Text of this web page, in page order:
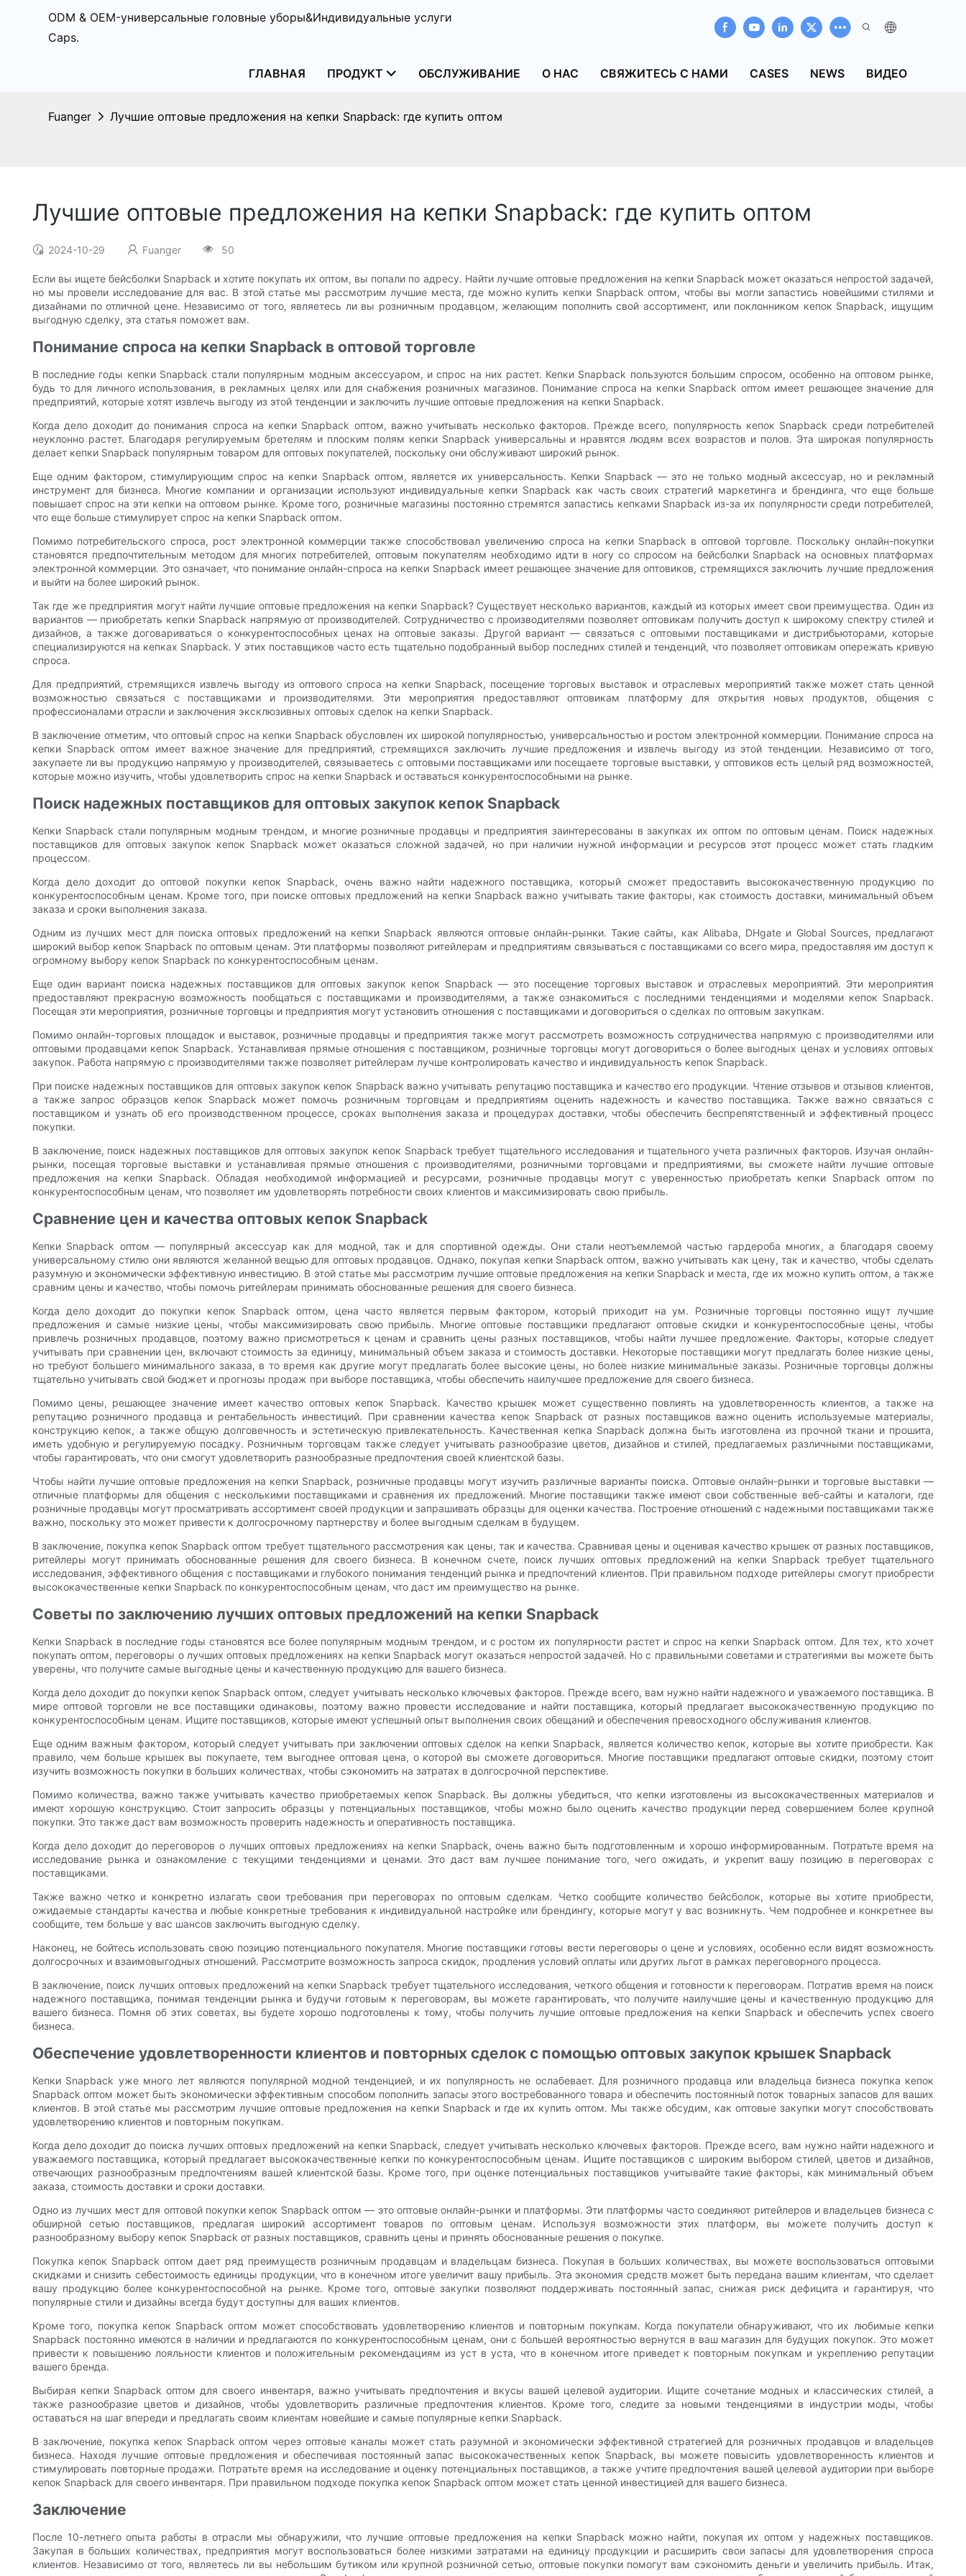
ODM & OEM-универсальные головные уборы&Индивидуальные услуги
Caps.
ГЛАВНАЯ ПРОДУКТ ОБСЛУЖИВАНИЕ О НАС СВЯЖИТЕСЬ С НАМИ CASES NEWS ВИДЕО
Fuanger Лучшие оптовые предложения на кепки Snapback: где купить оптом
Лучшие оптовые предложения на кепки Snapback: где купить оптом
2024-10-29 Fuanger 50
Если вы ищете бейсболки Snapback и хотите покупать их оптом, вы попали по адресу. Найти лучшие оптовые предложения на кепки Snapback может оказаться непростой задачей,
но мы провели исследование для вас. В этой статье мы рассмотрим лучшие места, где можно купить кепки Snapback оптом, чтобы вы могли запастись новейшими стилями и
дизайнами по отличной цене. Независимо от того, являетесь ли вы розничным продавцом, желающим пополнить свой ассортимент, или поклонником кепок Snapback, ищущим
выгодную сделку, эта статья поможет вам.
Понимание спроса на кепки Snapback в оптовой торговле
В последние годы кепки Snapback стали популярным модным аксессуаром, и спрос на них растет. Кепки Snapback пользуются большим спросом, особенно на оптовом рынке,
будь то для личного использования, в рекламных целях или для снабжения розничных магазинов. Понимание спроса на кепки Snapback оптом имеет решающее значение для
предприятий, которые хотят извлечь выгоду из этой тенденции и заключить лучшие оптовые предложения на кепки Snapback.
Когда дело доходит до понимания спроса на кепки Snapback оптом, важно учитывать несколько факторов. Прежде всего, популярность кепок Snapback среди потребителей
неуклонно растет. Благодаря регулируемым бретелям и плоским полям кепки Snapback универсальны и нравятся людям всех возрастов и полов. Эта широкая популярность
делает кепки Snapback популярным товаром для оптовых покупателей, поскольку они обслуживают широкий рынок.
Еще одним фактором, стимулирующим спрос на кепки Snapback оптом, является их универсальность. Кепки Snapback — это не только модный аксессуар, но и рекламный
инструмент для бизнеса. Многие компании и организации используют индивидуальные кепки Snapback как часть своих стратегий маркетинга и брендинга, что еще больше
повышает спрос на эти кепки на оптовом рынке. Кроме того, розничные магазины постоянно стремятся запастись кепками Snapback из-за их популярности среди потребителей,
что еще больше стимулирует спрос на кепки Snapback оптом.
Помимо потребительского спроса, рост электронной коммерции также способствовал увеличению спроса на кепки Snapback в оптовой торговле. Поскольку онлайн-покупки
становятся предпочтительным методом для многих потребителей, оптовым покупателям необходимо идти в ногу со спросом на бейсболки Snapback на основных платформах
электронной коммерции. Это означает, что понимание онлайн-спроса на кепки Snapback имеет решающее значение для оптовиков, стремящихся заключить лучшие предложения
и выйти на более широкий рынок.
Так где же предприятия могут найти лучшие оптовые предложения на кепки Snapback? Существует несколько вариантов, каждый из которых имеет свои преимущества. Один из
вариантов — приобретать кепки Snapback напрямую от производителей. Сотрудничество с производителями позволяет оптовикам получить доступ к широкому спектру стилей и
дизайнов, а также договариваться о конкурентоспособных ценах на оптовые заказы. Другой вариант — связаться с оптовыми поставщиками и дистрибьюторами, которые
специализируются на кепках Snapback. У этих поставщиков часто есть тщательно подобранный выбор последних стилей и тенденций, что позволяет оптовикам опережать кривую
спроса.
Для предприятий, стремящихся извлечь выгоду из оптового спроса на кепки Snapback, посещение торговых выставок и отраслевых мероприятий также может стать ценной
возможностью связаться с поставщиками и производителями. Эти мероприятия предоставляют оптовикам платформу для открытия новых продуктов, общения с
профессионалами отрасли и заключения эксклюзивных оптовых сделок на кепки Snapback.
В заключение отметим, что оптовый спрос на кепки Snapback обусловлен их широкой популярностью, универсальностью и ростом электронной коммерции. Понимание спроса на
кепки Snapback оптом имеет важное значение для предприятий, стремящихся заключить лучшие предложения и извлечь выгоду из этой тенденции. Независимо от того,
закупаете ли вы продукцию напрямую у производителей, связываетесь с оптовыми поставщиками или посещаете торговые выставки, у оптовиков есть целый ряд возможностей,
которые можно изучить, чтобы удовлетворить спрос на кепки Snapback и оставаться конкурентоспособными на рынке.
Поиск надежных поставщиков для оптовых закупок кепок Snapback
Кепки Snapback стали популярным модным трендом, и многие розничные продавцы и предприятия заинтересованы в закупках их оптом по оптовым ценам. Поиск надежных
поставщиков для оптовых закупок кепок Snapback может оказаться сложной задачей, но при наличии нужной информации и ресурсов этот процесс может стать гладким
процессом.
Когда дело доходит до оптовой покупки кепок Snapback, очень важно найти надежного поставщика, который сможет предоставить высококачественную продукцию по
конкурентоспособным ценам. Кроме того, при поиске оптовых предложений на кепки Snapback важно учитывать такие факторы, как стоимость доставки, минимальный объем
заказа и сроки выполнения заказа.
Одним из лучших мест для поиска оптовых предложений на кепки Snapback являются оптовые онлайн-рынки. Такие сайты, как Alibaba, DHgate и Global Sources, предлагают
широкий выбор кепок Snapback по оптовым ценам. Эти платформы позволяют ритейлерам и предприятиям связываться с поставщиками со всего мира, предоставляя им доступ к
огромному выбору кепок Snapback по конкурентоспособным ценам.
Еще один вариант поиска надежных поставщиков для оптовых закупок кепок Snapback — это посещение торговых выставок и отраслевых мероприятий. Эти мероприятия
предоставляют прекрасную возможность пообщаться с поставщиками и производителями, а также ознакомиться с последними тенденциями и моделями кепок Snapback.
Посещая эти мероприятия, розничные торговцы и предприятия могут установить отношения с поставщиками и договориться о сделках по оптовым закупкам.
Помимо онлайн-торговых площадок и выставок, розничные продавцы и предприятия также могут рассмотреть возможность сотрудничества напрямую с производителями или
оптовыми продавцами кепок Snapback. Устанавливая прямые отношения с поставщиком, розничные торговцы могут договориться о более выгодных ценах и условиях оптовых
закупок. Работа напрямую с производителями также позволяет ритейлерам лучше контролировать качество и индивидуальность кепок Snapback.
При поиске надежных поставщиков для оптовых закупок кепок Snapback важно учитывать репутацию поставщика и качество его продукции. Чтение отзывов и отзывов клиентов,
а также запрос образцов кепок Snapback может помочь розничным торговцам и предприятиям оценить надежность и качество поставщика. Также важно связаться с
поставщиком и узнать об его производственном процессе, сроках выполнения заказа и процедурах доставки, чтобы обеспечить беспрепятственный и эффективный процесс
покупки.
В заключение, поиск надежных поставщиков для оптовых закупок кепок Snapback требует тщательного исследования и тщательного учета различных факторов. Изучая онлайн-
рынки, посещая торговые выставки и устанавливая прямые отношения с производителями, розничными торговцами и предприятиями, вы сможете найти лучшие оптовые
предложения на кепки Snapback. Обладая необходимой информацией и ресурсами, розничные продавцы могут с уверенностью приобретать кепки Snapback оптом по
конкурентоспособным ценам, что позволяет им удовлетворять потребности своих клиентов и максимизировать свою прибыль.
Сравнение цен и качества оптовых кепок Snapback
Кепки Snapback оптом — популярный аксессуар как для модной, так и для спортивной одежды. Они стали неотъемлемой частью гардероба многих, а благодаря своему
универсальному стилю они являются желанной вещью для оптовых продавцов. Однако, покупая кепки Snapback оптом, важно учитывать как цену, так и качество, чтобы сделать
разумную и экономически эффективную инвестицию. В этой статье мы рассмотрим лучшие оптовые предложения на кепки Snapback и места, где их можно купить оптом, а также
сравним цены и качество, чтобы помочь ритейлерам принимать обоснованные решения для своего бизнеса.
Когда дело доходит до покупки кепок Snapback оптом, цена часто является первым фактором, который приходит на ум. Розничные торговцы постоянно ищут лучшие
предложения и самые низкие цены, чтобы максимизировать свою прибыль. Многие оптовые поставщики предлагают оптовые скидки и конкурентоспособные цены, чтобы
привлечь розничных продавцов, поэтому важно присмотреться к ценам и сравнить цены разных поставщиков, чтобы найти лучшее предложение. Факторы, которые следует
учитывать при сравнении цен, включают стоимость за единицу, минимальный объем заказа и стоимость доставки. Некоторые поставщики могут предлагать более низкие цены,
но требуют большего минимального заказа, в то время как другие могут предлагать более высокие цены, но более низкие минимальные заказы. Розничные торговцы должны
тщательно учитывать свой бюджет и прогнозы продаж при выборе поставщика, чтобы обеспечить наилучшее предложение для своего бизнеса.
Помимо цены, решающее значение имеет качество оптовых кепок Snapback. Качество крышек может существенно повлиять на удовлетворенность клиентов, а также на
репутацию розничного продавца и рентабельность инвестиций. При сравнении качества кепок Snapback от разных поставщиков важно оценить используемые материалы,
конструкцию кепок, а также общую долговечность и эстетическую привлекательность. Качественная кепка Snapback должна быть изготовлена ​​из прочной ткани и прошита,
иметь удобную и регулируемую посадку. Розничным торговцам также следует учитывать разнообразие цветов, дизайнов и стилей, предлагаемых различными поставщиками,
чтобы гарантировать, что они смогут удовлетворить разнообразные предпочтения своей клиентской базы.
Чтобы найти лучшие оптовые предложения на кепки Snapback, розничные продавцы могут изучить различные варианты поиска. Оптовые онлайн-рынки и торговые выставки —
отличные платформы для общения с несколькими поставщиками и сравнения их предложений. Многие поставщики также имеют свои собственные веб-сайты и каталоги, где
розничные продавцы могут просматривать ассортимент своей продукции и запрашивать образцы для оценки качества. Построение отношений с надежными поставщиками также
важно, поскольку это может привести к долгосрочному партнерству и более выгодным сделкам в будущем.
В заключение, покупка кепок Snapback оптом требует тщательного рассмотрения как цены, так и качества. Сравнивая цены и оценивая качество крышек от разных поставщиков,
ритейлеры могут принимать обоснованные решения для своего бизнеса. В конечном счете, поиск лучших оптовых предложений на кепки Snapback требует тщательного
исследования, эффективного общения с поставщиками и глубокого понимания тенденций рынка и предпочтений клиентов. При правильном подходе ритейлеры смогут приобрести
высококачественные кепки Snapback по конкурентоспособным ценам, что даст им преимущество на рынке.
Советы по заключению лучших оптовых предложений на кепки Snapback
Кепки Snapback в последние годы становятся все более популярным модным трендом, и с ростом их популярности растет и спрос на кепки Snapback оптом. Для тех, кто хочет
покупать оптом, переговоры о лучших оптовых предложениях на кепки Snapback могут оказаться непростой задачей. Но с правильными советами и стратегиями вы можете быть
уверены, что получите самые выгодные цены и качественную продукцию для вашего бизнеса.
Когда дело доходит до покупки кепок Snapback оптом, следует учитывать несколько ключевых факторов. Прежде всего, вам нужно найти надежного и уважаемого поставщика. В
мире оптовой торговли не все поставщики одинаковы, поэтому важно провести исследование и найти поставщика, который предлагает высококачественную продукцию по
конкурентоспособным ценам. Ищите поставщиков, которые имеют успешный опыт выполнения своих обещаний и обеспечения превосходного обслуживания клиентов.
Еще одним важным фактором, который следует учитывать при заключении оптовых сделок на кепки Snapback, является количество кепок, которые вы хотите приобрести. Как
правило, чем больше крышек вы покупаете, тем выгоднее оптовая цена, о которой вы сможете договориться. Многие поставщики предлагают оптовые скидки, поэтому стоит
изучить возможность покупки в больших количествах, чтобы сэкономить на затратах в долгосрочной перспективе.
Помимо количества, важно также учитывать качество приобретаемых кепок Snapback. Вы должны убедиться, что кепки изготовлены из высококачественных материалов и
имеют хорошую конструкцию. Стоит запросить образцы у потенциальных поставщиков, чтобы можно было оценить качество продукции перед совершением более крупной
покупки. Это также даст вам возможность проверить надежность и оперативность поставщика.
Когда дело доходит до переговоров о лучших оптовых предложениях на кепки Snapback, очень важно быть подготовленным и хорошо информированным. Потратьте время на
исследование рынка и ознакомление с текущими тенденциями и ценами. Это даст вам лучшее понимание того, чего ожидать, и укрепит вашу позицию в переговорах с
поставщиками.
Также важно четко и конкретно излагать свои требования при переговорах по оптовым сделкам. Четко сообщите количество бейсболок, которые вы хотите приобрести,
ожидаемые стандарты качества и любые конкретные требования к индивидуальной настройке или брендингу, которые могут у вас возникнуть. Чем подробнее и конкретнее вы
сообщите, тем больше у вас шансов заключить выгодную сделку.
Наконец, не бойтесь использовать свою позицию потенциального покупателя. Многие поставщики готовы вести переговоры о цене и условиях, особенно если видят возможность
долгосрочных и взаимовыгодных отношений. Рассмотрите возможность запроса скидок, продления условий оплаты или других льгот в рамках переговорного процесса.
В заключение, поиск лучших оптовых предложений на кепки Snapback требует тщательного исследования, четкого общения и готовности к переговорам. Потратив время на поиск
надежного поставщика, понимая тенденции рынка и будучи готовым к переговорам, вы можете гарантировать, что получите наилучшие цены и качественную продукцию для
вашего бизнеса. Помня об этих советах, вы будете хорошо подготовлены к тому, чтобы получить лучшие оптовые предложения на кепки Snapback и обеспечить успех своего
бизнеса.
Обеспечение удовлетворенности клиентов и повторных сделок с помощью оптовых закупок крышек Snapback
Кепки Snapback уже много лет являются популярной модной тенденцией, и их популярность не ослабевает. Для розничного продавца или владельца бизнеса покупка кепок
Snapback оптом может быть экономически эффективным способом пополнить запасы этого востребованного товара и обеспечить постоянный поток товарных запасов для ваших
клиентов. В этой статье мы рассмотрим лучшие оптовые предложения на кепки Snapback и где их купить оптом. Мы также обсудим, как оптовые закупки могут способствовать
удовлетворению клиентов и повторным покупкам.
Когда дело доходит до поиска лучших оптовых предложений на кепки Snapback, следует учитывать несколько ключевых факторов. Прежде всего, вам нужно найти надежного и
уважаемого поставщика, который предлагает высококачественные кепки по конкурентоспособным ценам. Ищите поставщиков с широким выбором стилей, цветов и дизайнов,
отвечающих разнообразным предпочтениям вашей клиентской базы. Кроме того, при оценке потенциальных поставщиков учитывайте такие факторы, как минимальный объем
заказа, стоимость доставки и сроки доставки.
Одно из лучших мест для оптовой покупки кепок Snapback оптом — это оптовые онлайн-рынки и платформы. Эти платформы часто соединяют ритейлеров и владельцев бизнеса с
обширной сетью поставщиков, предлагая широкий ассортимент товаров по оптовым ценам. Используя возможности этих платформ, вы можете получить доступ к
разнообразному выбору кепок Snapback от разных поставщиков, сравнить цены и принять обоснованные решения о покупке.
Покупка кепок Snapback оптом дает ряд преимуществ розничным продавцам и владельцам бизнеса. Покупая в больших количествах, вы можете воспользоваться оптовыми
скидками и снизить себестоимость единицы продукции, что в конечном итоге увеличит вашу прибыль. Эта экономия средств может быть передана вашим клиентам, что сделает
вашу продукцию более конкурентоспособной на рынке. Кроме того, оптовые закупки позволяют поддерживать постоянный запас, снижая риск дефицита и гарантируя, что
популярные стили и дизайны всегда будут доступны для ваших клиентов.
Кроме того, покупка кепок Snapback оптом может способствовать удовлетворению клиентов и повторным покупкам. Когда покупатели обнаруживают, что их любимые кепки
Snapback постоянно имеются в наличии и предлагаются по конкурентоспособным ценам, они с большей вероятностью вернутся в ваш магазин для будущих покупок. Это может
привести к повышению лояльности клиентов и положительным рекомендациям из уст в уста, что в конечном итоге приведет к повторным покупкам и укреплению репутации
вашего бренда.
Выбирая кепки Snapback оптом для своего инвентаря, важно учитывать предпочтения и вкусы вашей целевой аудитории. Ищите сочетание модных и классических стилей, а
также разнообразие цветов и дизайнов, чтобы удовлетворить различные предпочтения клиентов. Кроме того, следите за новыми тенденциями в индустрии моды, чтобы
оставаться на шаг впереди и предлагать своим клиентам новейшие и самые популярные кепки Snapback.
В заключение, покупка кепок Snapback оптом через оптовые каналы может стать разумной и экономически эффективной стратегией для розничных продавцов и владельцев
бизнеса. Находя лучшие оптовые предложения и обеспечивая постоянный запас высококачественных кепок Snapback, вы можете повысить удовлетворенность клиентов и
стимулировать повторные продажи. Потратьте время на исследование и оценку потенциальных поставщиков, а также учтите предпочтения вашей целевой аудитории при выборе
кепок Snapback для своего инвентаря. При правильном подходе покупка кепок Snapback оптом может стать ценной инвестицией для вашего бизнеса.
Заключение
После 10-летнего опыта работы в отрасли мы обнаружили, что лучшие оптовые предложения на кепки Snapback можно найти, покупая их оптом у надежных поставщиков.
Закупая в больших количествах, предприятия могут воспользоваться более низкими затратами на единицу продукции и расширить свои запасы для удовлетворения спроса
клиентов. Независимо от того, являетесь ли вы небольшим бутиком или крупной розничной сетью, оптовые покупки помогут вам сэкономить деньги и увеличить прибыль. Итак,